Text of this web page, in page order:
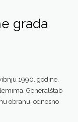
grada
1990. godine,
Generalštab
obranu, odnosno